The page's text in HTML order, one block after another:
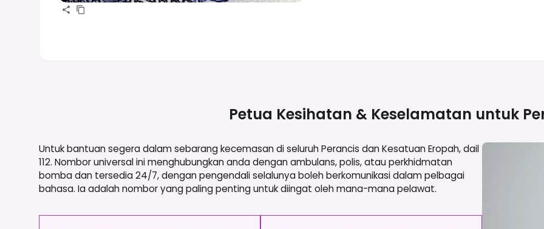
Petua Kesihatan & Keselamatan untuk
Untuk bantuan segera dalam sebarang kecemasan di seluruh Perancis dan Kesatuan Eropah, dail
112. Nombor universal ini menghubungkan anda dengan ambulans, polis, atau perkhidmatan
bomba dan tersedia 24/7, dengan pengendali selalunya boleh berkomunikasi dalam pelbagai
bahasa. Ia adalah nombor yang paling penting untuk diingat oleh mana-mana pelawat.